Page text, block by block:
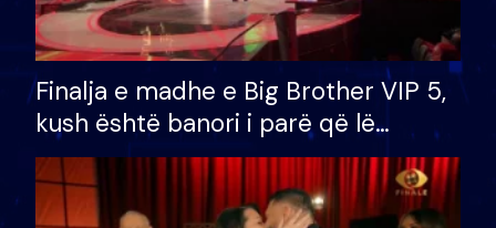
Finalja e madhe e Big Brother VIP 5,
kush është banori i parë që lë
shtëpinë dhe humb mundësinë për
të fituar çmimin e madh